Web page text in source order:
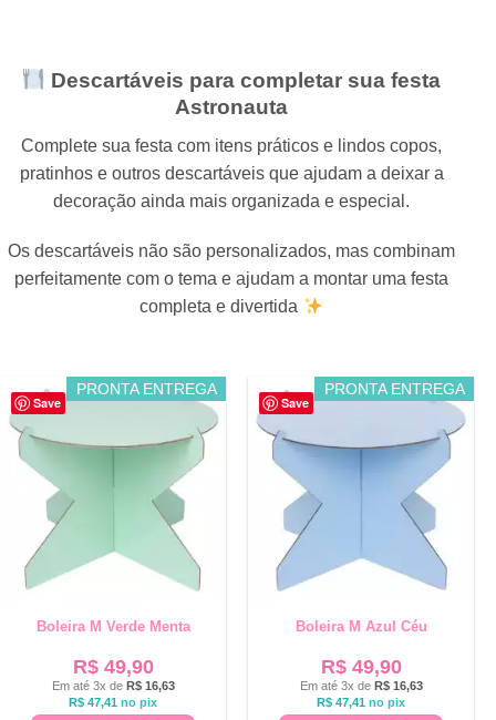
Descartáveis para completar sua festa
Astronauta
Complete sua festa com itens práticos e lindos copos,
pratinhos e outros descartáveis que ajudam a deixar a
decoração ainda mais organizada e especial.
Os descartáveis não são personalizados, mas combinam
perfeitamente com o tema e ajudam a montar uma festa
completa e divertida
Save
PRONTA ENTREGA
Boleira M Verde Menta
R$49,90
Em até 3x de R$16,63
R$ 47,41 no pix
Save
PRONTA ENTREGA
Boleira M Azul Céu
R$49,90
Em até 3x de R$16,63
R$ 47,41 no pix